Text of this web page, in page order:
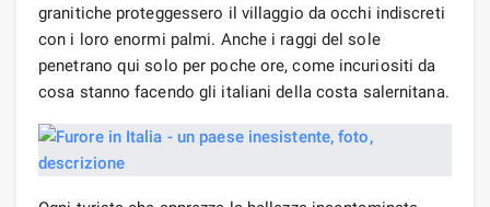
granitiche proteggessero il villaggio da occhi indiscreti
con i loro enormi palmi. Anche i raggi del sole
penetrano qui solo per poche ore, come incuriositi da
cosa stanno facendo gli italiani della costa salernitana.